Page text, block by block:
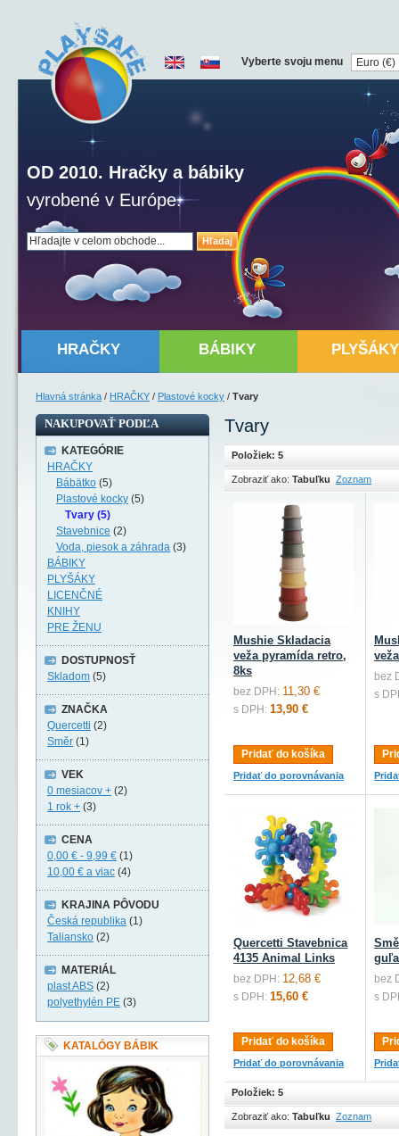
Hľadaj
OD 2010. Hračky a bábiky
vyrobené v Európe.
Vyberte svoju menu
HRAČKY BÁBIKY PLYŠÁKY
Hlavná stránka / HRAČKY / Plastové kocky / Tvary
Tvary
Položiek: 5
Zobraziť ako: Tabuľku Zoznam
Mushie Skladacia
veža pyramída retro,
8ks
bez DPH: 11,30 €
s DPH: 13,90 €
Pridať do košíka
Pridať do porovnávania
bez
s
Quercetti Stavebnica
4135 Animal Links
bez DPH: 12,68 €
s DPH: 15,60 €
Pridať do košíka
Pridať do porovnávania
bez
s
Položiek: 5
Zobraziť ako: Tabuľku Zoznam
NAKUPOVAŤ PODĽA
KATEGÓRIE
HRAČKY
Bábätko (5)
Plastové kocky (5)
Tvary (5)
Stavebnice (2)
Voda, piesok a záhrada (3)
BÁBIKY
PLYŠÁKY
LICENČNÉ
KNIHY
PRE ŽENU
DOSTUPNOSŤ
Skladom (5)
ZNAČKA
Quercetti (2)
Směr (1)
VEK
0 mesiacov + (2)
1 rok + (3)
CENA
0,00 € - 9,99 € (1)
10,00 € a viac (4)
KRAJINA PÔVODU
Česká republika (1)
Taliansko (2)
MATERIÁL
plast ABS (2)
polyethylén PE (3)
KATALÓGY BÁBIK